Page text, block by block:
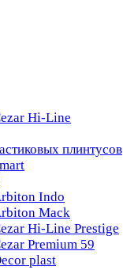
Hi-Line
плинтусов
Indo
Mack
Hi-Line Prestige
Premium 59
plast